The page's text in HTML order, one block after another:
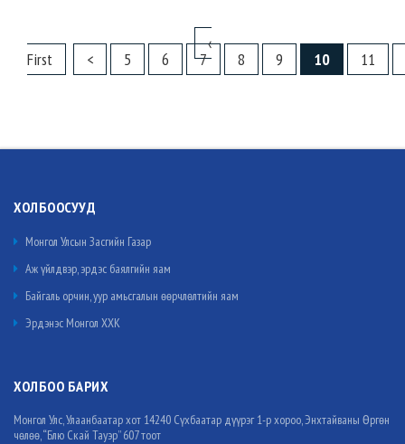
‹
First < 5 6 7 8 9 10 11
ХОЛБООСУУД
Монгол Улсын Засгийн Газар
Аж үйлдвэр, эрдэс баялгийн яам
Байгаль орчин, уур амьсгалын өөрчлөлтийн яам
Эрдэнэс Монгол ХХК
ХОЛБОО БАРИХ
Монгол Улс, Улаанбаатар хот 14240 Сүхбаатар дүүрэг 1-р хороо, Энхтайваны Өргөн
чөлөө, “Блю Скай Тауэр” 607 тоот